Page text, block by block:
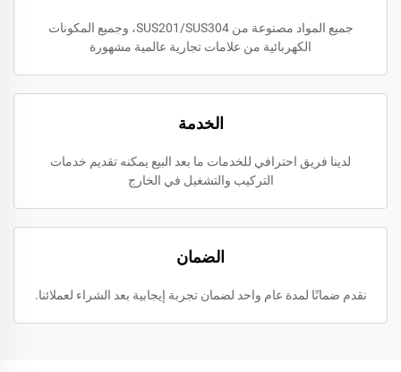
جميع المواد مصنوعة من SUS201/SUS304، وجميع المكونات
الكهربائية من علامات تجارية عالمية مشهورة
الخدمة
لدينا فريق احترافي للخدمات ما بعد البيع يمكنه تقديم خدمات
التركيب والتشغيل في الخارج
الضمان
نقدم ضمانًا لمدة عام واحد لضمان تجربة إيجابية بعد الشراء لعملائنا.